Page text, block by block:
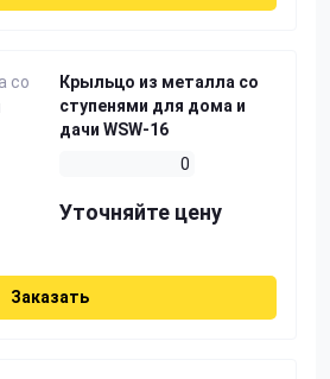
Крыльцо из металла со
ступенями для дома и
дачи WSW-16
0
Уточняйте цену
Заказать